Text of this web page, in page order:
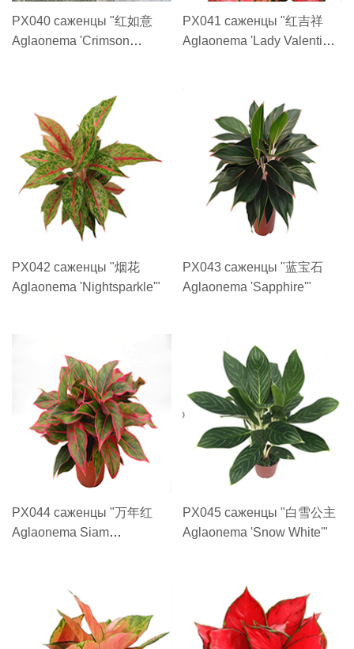
PX040 саженцы "红如意
Aglaonema 'Crimson
PX041 саженцы "红吉祥
Aglaonema 'Lady Valentine
PX042 саженцы "烟花
Aglaonema 'Nightsparkle'"
PX043 саженцы "蓝宝石
Aglaonema 'Sapphire'"
PX044 саженцы "万年红
Aglaonema Siam
PX045 саженцы "白雪公主
Aglaonema 'Snow White'"